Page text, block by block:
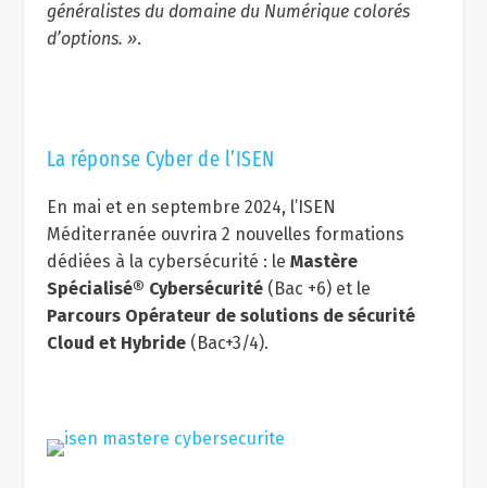
généralistes du domaine du Numérique colorés
d’options. ».
La réponse Cyber de l’ISEN
En mai et en septembre 2024, l’ISEN
Méditerranée ouvrira 2 nouvelles formations
dédiées à la cybersécurité : le Mastère
Spécialisé® Cybersécurité(Bac +6) et le
Parcours Opérateur de solutions de sécurité
Cloud et Hybride(Bac+3/4).